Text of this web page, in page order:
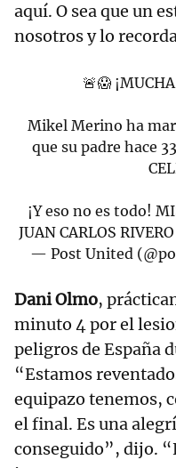
aquí. O sea que un
nosotros y lo
🚨😱
Mikel Merino ha
que su padre hace
¡Y eso no es todo!
JUAN CARLOS RIVERO
— Post United
Dani Olmo,
minuto 4 por el
peligros de España
“Estamos
equipazo tenemos,
el final. Es una
conseguido”, dijo.